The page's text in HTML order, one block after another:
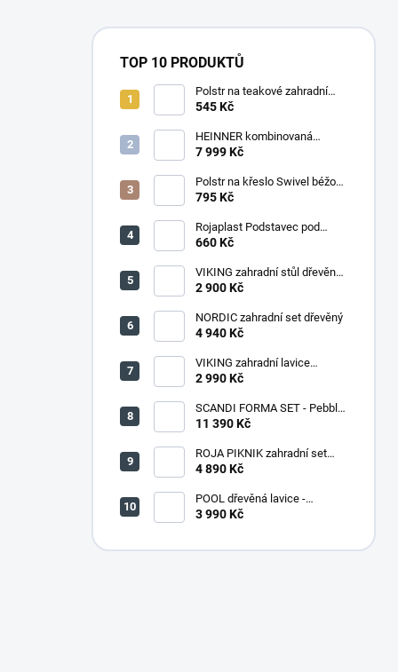
TOP 10 PRODUKTŮ
Polstr na teakové zahradní
křeslo vysoké - látka motiv
545 Kč
HEINNER kombinovaná
chladnička HF-
7 999 Kč
Polstr na křeslo Swivel béžový
melír
795 Kč
Rojaplast Podstavec pod
slunečník 22kg
660 Kč
VIKING zahradní stůl dřevěný
PŘÍRODNÍ - 150 cm
2 900 Kč
NORDIC zahradní set dřevěný
4 940 Kč
VIKING zahradní lavice
dřevěná PŘÍRODNÍ - 180 cm
2 990 Kč
SCANDI FORMA SET - Pebble
grey/Soft biege
11 390 Kč
ROJA PIKNIK zahradní set
dřevěný - 160 cm - lakovaný
4 890 Kč
POOL dřevěná lavice -
PŘÍRODNÍ
3 990 Kč